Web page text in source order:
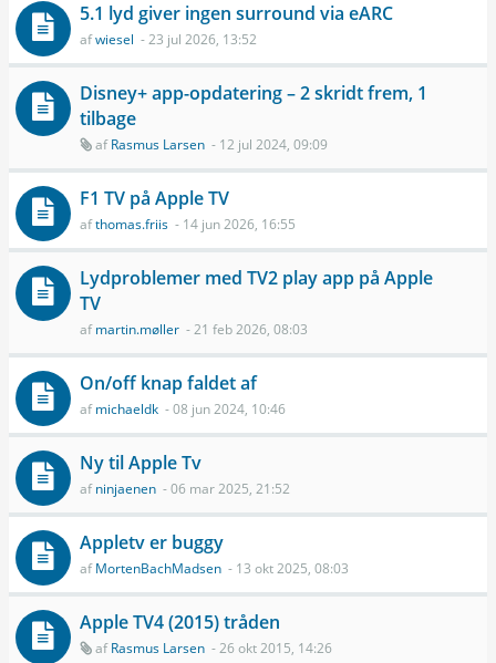
5.1 lyd giver ingen surround via eARC
afwiesel - 23 jul 2026, 13:52
Disney+ app-opdatering – 2 skridt frem, 1
tilbage
afRasmus Larsen - 12 jul 2024, 09:09
F1 TV på Apple TV
afthomas.friis - 14 jun 2026, 16:55
Lydproblemer med TV2 play app på Apple
TV
afmartin.møller - 21 feb 2026, 08:03
On/off knap faldet af
afmichaeldk - 08 jun 2024, 10:46
Ny til Apple Tv
afninjaenen - 06 mar 2025, 21:52
Appletv er buggy
afMortenBachMadsen - 13 okt 2025, 08:03
Apple TV4 (2015) tråden
afRasmus Larsen - 26 okt 2015, 14:26